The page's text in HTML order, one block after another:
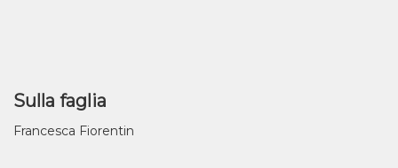
Sulla faglia
Francesca Fiorentin